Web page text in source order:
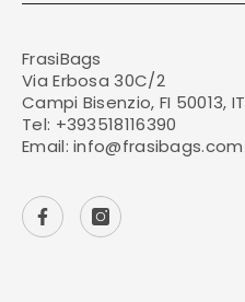
FrasiBags
Via Erbosa 30C/2
Campi Bisenzio, FI 50013, IT
Tel: +393518116390
Email:info@frasibags.com